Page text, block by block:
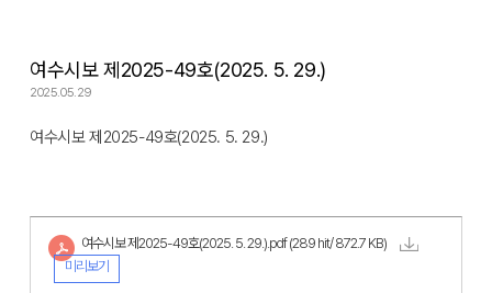
여수시보 제2025-49호(2025. 5. 29.)
2025.05.29
여수시보 제2025-49호(2025. 5. 29.)
여수시보 제2025-49호(2025. 5. 29.).pdf (289 hit/ 872.7 KB)
미리보기